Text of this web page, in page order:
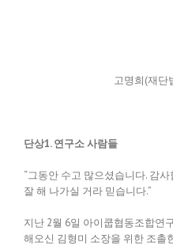
고명희(재단
단상1. 연구소 사람들
“그동안 수고 많으셨습니다. 감
잘 해 나가실 거라 믿습니다.”
지난 2월 6일 아이쿱협동조합연
해오신 김형미 소장을 위한 조촐